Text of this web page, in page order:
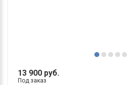
13 900 руб.
Под заказ